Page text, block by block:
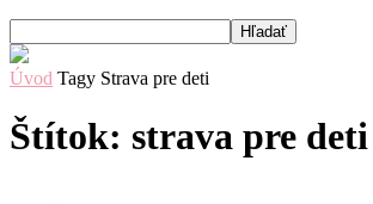
Úvod Tagy Strava pre deti
Štítok: strava pre deti